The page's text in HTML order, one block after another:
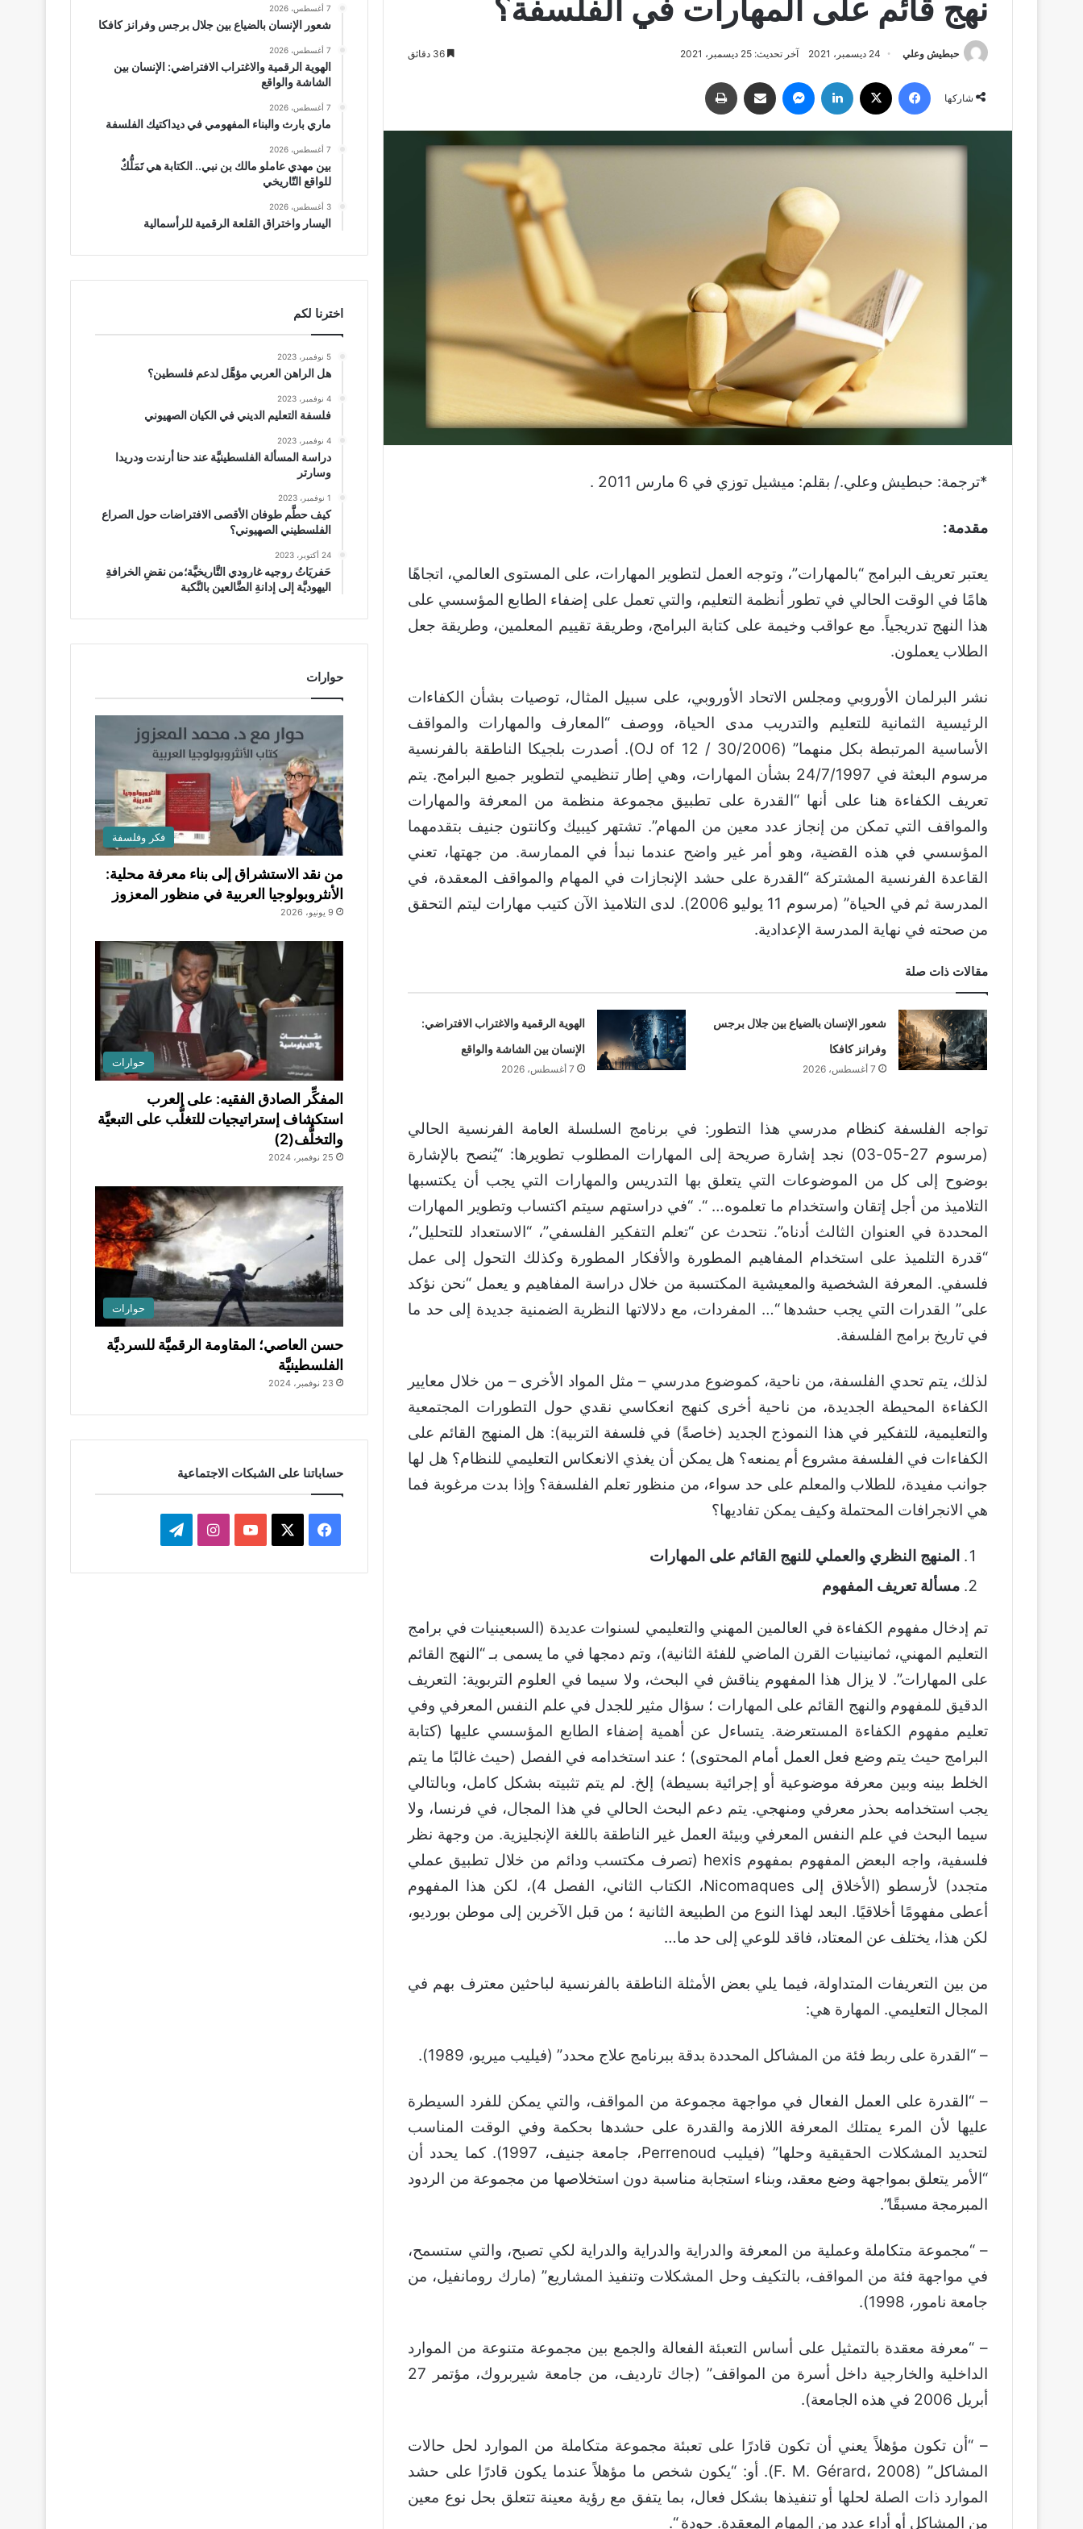
نهج قائم على المهارات في الفلسفة؟
حبطيش وعلي 24 ديسمبر، 2021 آخر تحديث: 25 ديسمبر، 2021
شاركها
فيسبوك لينكدإن ماسنجر مشاركة عبر البريد
*ترجمة: حبطيش وعلي./ بقلم: ميشيل توزي في 6 مارس 2011 .
مقدمة:
يعتبر تعريف البرامج “بالمهارات”، وتوجه العمل لتطوير المهارات، على المستوى العالمي، اتجاهًا
هامًا في الوقت الحالي في تطور أنظمة التعليم، والتي تعمل على إضفاء الطابع المؤسسي على
هذا النهج تدريجياً. مع عواقب وخيمة على كتابة البرامج، وطريقة تقييم المعلمين، وطريقة جعل
الطلاب يعملون.
نشر البرلمان الأوروبي ومجلس الاتحاد الأوروبي، على سبيل المثال، توصيات بشأن الكفاءات
الرئيسية الثمانية للتعليم والتدريب مدى الحياة، ووصف “المعارف والمهارات والمواقف
الأساسية المرتبطة بكل منهما” (OJ of 12 / 30/2006). أصدرت بلجيكا الناطقة بالفرنسية
مرسوم البعثة في 24/7/1997 بشأن المهارات، وهي إطار تنظيمي لتطوير جميع البرامج. يتم
تعريف الكفاءة هنا على أنها “القدرة على تطبيق مجموعة منظمة من المعرفة والمهارات
والمواقف التي تمكن من إنجاز عدد معين من المهام”. تشتهر كيبيك وكانتون جنيف بتقدمهما
المؤسسي في هذه القضية، وهو أمر غير واضح عندما نبدأ في الممارسة. من جهتها، تعني
القاعدة الفرنسية المشتركة “القدرة على حشد الإنجازات في المهام والمواقف المعقدة، في
المدرسة ثم في الحياة” (مرسوم 11 يوليو 2006). لدى التلاميذ الآن كتيب مهارات ليتم التحقق
من صحته في نهاية المدرسة الإعدادية.
مقالات ذات صلة
شعور الإنسان بالضياع بين جلال برجس
وفرانز كافكا
7 أغسطس، 2026
الهوية الرقمية والاغتراب الافتراضي:
الإنسان بين الشاشة والواقع
7 أغسطس، 2026
تواجه الفلسفة كنظام مدرسي هذا التطور: في برنامج السلسلة العامة الفرنسية الحالي
(مرسوم 27-05-03) نجد إشارة صريحة إلى المهارات المطلوب تطويرها: “يُنصح بالإشارة
بوضوح إلى كل من الموضوعات التي يتعلق بها التدريس والمهارات التي يجب أن يكتسبها
التلاميذ من أجل إتقان واستخدام ما تعلموه… “. “في دراستهم سيتم اكتساب وتطوير المهارات
المحددة في العنوان الثالث أدناه”. نتحدث عن “تعلم التفكير الفلسفي”، “الاستعداد للتحليل”،
“قدرة التلميذ على استخدام المفاهيم المطورة والأفكار المطورة وكذلك التحول إلى عمل
فلسفي. المعرفة الشخصية والمعيشية المكتسبة من خلال دراسة المفاهيم و يعمل “نحن نؤكد
على” القدرات التي يجب حشدها “… المفردات، مع دلالاتها النظرية الضمنية جديدة إلى حد ما
في تاريخ برامج الفلسفة.
لذلك، يتم تحدي الفلسفة، من ناحية، كموضوع مدرسي – مثل المواد الأخرى – من خلال معايير
الكفاءة المحيطة الجديدة، من ناحية أخرى كنهج انعكاسي نقدي حول التطورات المجتمعية
والتعليمية، للتفكير في هذا النموذج الجديد (خاصةً) في فلسفة التربية): هل المنهج القائم على
الكفاءات في الفلسفة مشروع أم يمنعه؟ هل يمكن أن يغذي الانعكاس التعليمي للنظام؟ هل لها
جوانب مفيدة، للطلاب والمعلم على حد سواء، من منظور تعلم الفلسفة؟ وإذا بدت مرغوبة فما
هي الانجرافات المحتملة وكيف يمكن تفاديها؟
المنهج النظري والعملي للنهج القائم على المهارات
مسألة تعريف المفهوم
تم إدخال مفهوم الكفاءة في العالمين المهني والتعليمي لسنوات عديدة (السبعينيات في برامج
التعليم المهني، ثمانينيات القرن الماضي للفئة الثانية)، وتم دمجها في ما يسمى بـ “النهج القائم
على المهارات”. لا يزال هذا المفهوم يناقش في البحث، ولا سيما في العلوم التربوية: التعريف
الدقيق للمفهوم والنهج القائم على المهارات ؛ سؤال مثير للجدل في علم النفس المعرفي وفي
تعليم مفهوم الكفاءة المستعرضة. يتساءل عن أهمية إضفاء الطابع المؤسسي عليها (كتابة
البرامج حيث يتم وضع فعل العمل أمام المحتوى) ؛ عند استخدامه في الفصل (حيث غالبًا ما يتم
الخلط بينه وبين معرفة موضوعية أو إجرائية بسيطة) إلخ. لم يتم تثبيته بشكل كامل، وبالتالي
يجب استخدامه بحذر معرفي ومنهجي. يتم دعم البحث الحالي في هذا المجال، في فرنسا، ولا
سيما البحث في علم النفس المعرفي وبيئة العمل غير الناطقة باللغة الإنجليزية. من وجهة نظر
فلسفية، واجه البعض المفهوم بمفهوم hexis (تصرف مكتسب ودائم من خلال تطبيق عملي
متجدد) لأرسطو (الأخلاق إلى Nicomaques، الكتاب الثاني، الفصل 4)، لكن هذا المفهوم
أعطى مفهومًا أخلاقيًا. البعد لهذا النوع من الطبيعة الثانية ؛ من قبل الآخرين إلى موطن بورديو،
لكن هذا، يختلف عن المعتاد، فاقد للوعي إلى حد ما…
من بين التعريفات المتداولة، فيما يلي بعض الأمثلة الناطقة بالفرنسية لباحثين معترف بهم في
المجال التعليمي. المهارة هي:
– “القدرة على ربط فئة من المشاكل المحددة بدقة ببرنامج علاج محدد” (فيليب ميريو، 1989).
– “القدرة على العمل الفعال في مواجهة مجموعة من المواقف، والتي يمكن للفرد السيطرة
عليها لأن المرء يمتلك المعرفة اللازمة والقدرة على حشدها بحكمة وفي الوقت المناسب
لتحديد المشكلات الحقيقية وحلها” (فيليب Perrenoud، جامعة جنيف، 1997). كما يحدد أن
“الأمر يتعلق بمواجهة وضع معقد، وبناء استجابة مناسبة دون استخلاصها من مجموعة من الردود
المبرمجة مسبقًا”.
– “مجموعة متكاملة وعملية من المعرفة والدراية والدراية والدراية لكي تصبح، والتي ستسمح،
في مواجهة فئة من المواقف، بالتكيف وحل المشكلات وتنفيذ المشاريع” (مارك رومانفيل، من
جامعة نامور، 1998).
– “معرفة معقدة بالتمثيل على أساس التعبئة الفعالة والجمع بين مجموعة متنوعة من الموارد
الداخلية والخارجية داخل أسرة من المواقف” (جاك تارديف، من جامعة شيربروك، مؤتمر 27
أبريل 2006 في هذه الجامعة).
– “أن تكون مؤهلاً يعني أن تكون قادرًا على تعبئة مجموعة متكاملة من الموارد لحل حالات
المشاكل” (F. M. Gérard، 2008). أو: “يكون شخص ما مؤهلاً عندما يكون قادرًا على حشد
الموارد ذات الصلة لحلها أو تنفيذها بشكل فعال، بما يتفق مع رؤية معينة تتعلق بحل نوع معين
من المشاكل أو أداء عدد من المهام المعقدة. جودة “.
7 أغسطس، 2026
شعور الإنسان بالضياع بين جلال برجس وفرانز كافكا
7 أغسطس، 2026
الهوية الرقمية والاغتراب الافتراضي: الإنسان بين
الشاشة والواقع
7 أغسطس، 2026
ماري بارث والبناء المفهومي في ديداكتيك الفلسفة
7 أغسطس، 2026
بين مهدي عاملو مالك بن نبي.. الكتابة هي تَمَلُّكٌ
للواقع التّاريخي
3 أغسطس، 2026
اليسار واختراق القلعة الرقمية للرأسمالية
اخترنا لكم
5 نوفمبر، 2023
هل الراهن العربي مؤهَّل لدعم فلسطين؟
4 نوفمبر، 2023
فلسفة التعليم الديني في الكيان الصهيوني
4 نوفمبر، 2023
دراسة المسألة الفلسطينيَّة عند حنا أرندت ودريدا
وسارتر
1 نوفمبر، 2023
كيف حطَّم طوفان الأقصى الافتراضات حول الصراع
الفلسطيني الصهيوني؟
24 أكتوبر، 2023
حَفريَاتُ روجيه غارودي التَّاريخيَّة؛من نقضِ الخرافةِ
اليهوديَّة إلى إدانةِ الضَّالعين بالنَّكبة
حوارات
فكر وفلسفة
من نقد الاستشراق إلى بناء معرفة محلية:
الأنثروبولوجيا العربية في منظور المعزوز
9 يونيو، 2026
حوارات
المفكِّر الصادق الفقيه: على العرب
استكشاف إستراتيجيات للتغلُّب على التبعيَّة
والتخلُّف(2)
25 نوفمبر، 2024
حوارات
حسن العاصي؛ المقاومة الرقميَّة للسرديَّة
الفلسطينيَّة
23 نوفمبر، 2024
حساباتنا على الشبكات الاجتماعية
فيسبوك ‫YouTubeانستقرامتيلقرام